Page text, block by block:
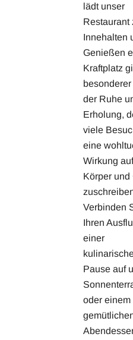
lädt unser
Restaurant
Innehalten
Genießen
Kraftplatz
besonderer
der Ruhe
Erholung,
viele
eine
Wirkung auf
Körper und
Verbinden
Ihren
einer
Pause auf
oder einem